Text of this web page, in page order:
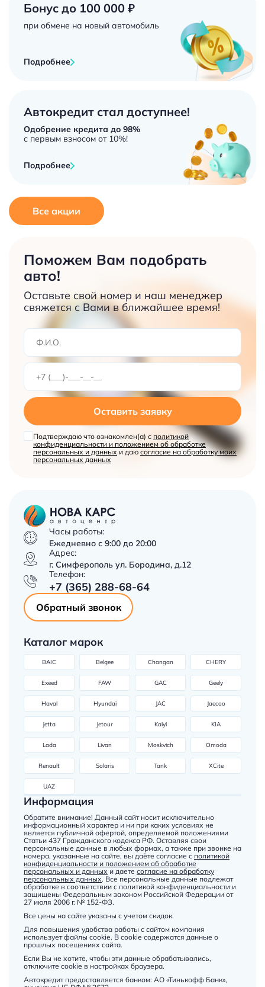
Бонус до 100 000 ₽
при обмене на новый автомобиль
Подробнее
Автокредит стал доступнее!
Одобрение кредита до 98%
с первым взносом от 10%!
Подробнее
Все акции
Поможем Вам подобрать
авто!
Оставьте свой номер и наш менеджер
свяжется с Вами в ближайшее время!
Оставить заявку
Подтверждаю что ознакомлен(а) с политикой
конфиденциальности и положением об обработке
персональных и данных и даю согласие на обработку моих
персональных данных
Часы работы:
Ежедневно с 9:00 до 20:00
Адрес:
г. Симферополь ул. Бородина, д.12
Телефон:
+7 (365) 288-68-64
Обратный звонок
Каталог марок
BAIC Belgee Changan CHERY
Exeed FAW GAC Geely
Haval Hyundai JAC Jaecoo
Jetta Jetour Kaiyi KIA
Lada Livan Moskvich Omoda
Renault Solaris Tank XCite
UAZ
Информация
Обратите внимание! Данный сайт носит исключительно
информационный характер и ни при каких условиях не
является публичной офертой, определяемой положениями
Статьи 437 Гражданского кодекса РФ. Оставляя свои
персональные данные в любых формах, а также при звонке на
номера, указанные на сайте, вы даёте согласие с политикой
конфиденциальности и положением об обработке
персональных и данных и даете согласие на обработку
персональных данных. Все персональные данные подлежат
обработке в соответствии с политикой конфиденциальности и
защищены Федеральным законом Российской Федерации от
27 июля 2006 г. № 152-ФЗ.
Все цены на сайте указаны с учетом скидок.
Для повышения удобства работы с сайтом компания
использует файлы cookie. В cookie содержатся данные о
прошлых посещениях сайта.
Если Вы не хотите, чтобы эти данные обрабатывались,
отключите cookie в настройках браузера.
Автокредит предоставляется банком: АО «Тинькофф Банк»,